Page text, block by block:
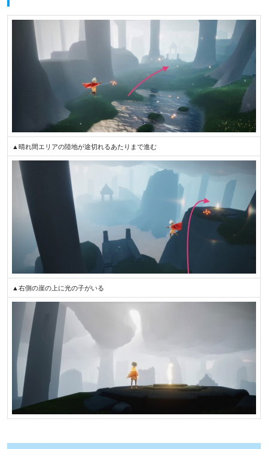
▲晴れ間エリアの陸地が途切れるあたりまで進む
▲右側の崖の上に光の子がいる